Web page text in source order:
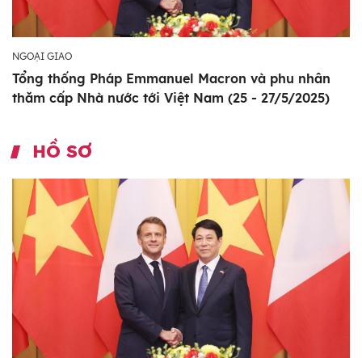
NGOẠI GIAO
Tổng thống Pháp Emmanuel Macron và phu nhân
thăm cấp Nhà nước tới Việt Nam (25 - 27/5/2025)
HỒ SƠ